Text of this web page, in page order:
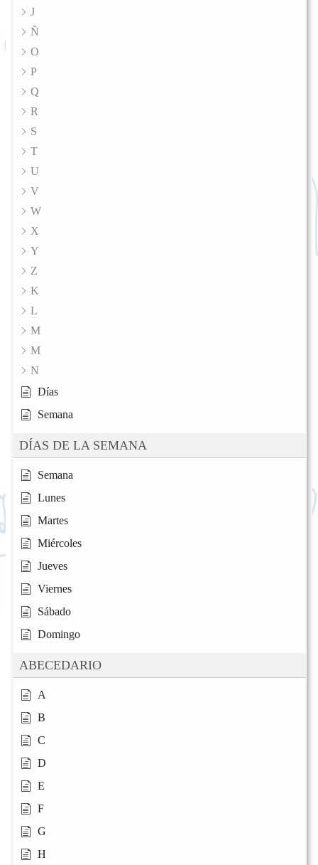
J
Ñ
O
P
Q
R
S
T
U
V
W
X
Y
Z
K
L
M
M
N
Días
Semana
DÍAS DE LA SEMANA
Semana
Lunes
Martes
Miércoles
Jueves
Viernes
Sábado
Domingo
ABECEDARIO
A
B
C
D
E
F
G
H